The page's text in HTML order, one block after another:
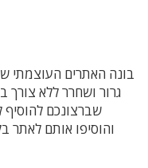
בונה האתרים העוצמתי
גרור ושחרר ללא
שברצונכם להוסיף
והוסיפו אותם לאתר